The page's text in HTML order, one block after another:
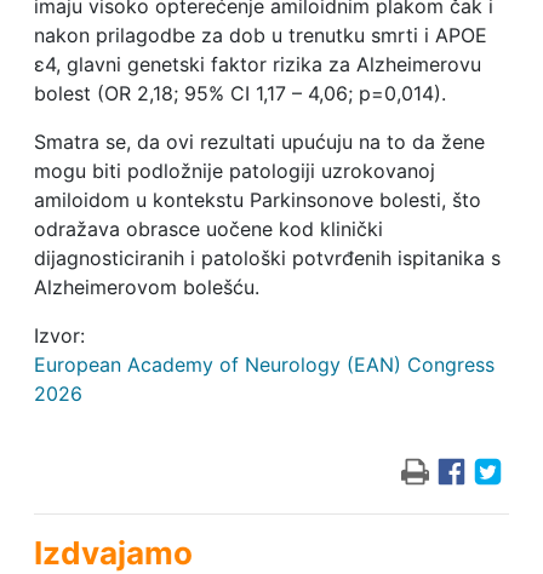
imaju visoko opterećenje amiloidnim plakom čak i
nakon prilagodbe za dob u trenutku smrti i APOE
ε4, glavni genetski faktor rizika za Alzheimerovu
bolest (OR 2,18; 95% CI 1,17 – 4,06; p=0,014).
Smatra se, da ovi rezultati upućuju na to da žene
mogu biti podložnije patologiji uzrokovanoj
amiloidom u kontekstu Parkinsonove bolesti, što
odražava obrasce uočene kod klinički
dijagnosticiranih i patološki potvrđenih ispitanika s
Alzheimerovom bolešću.
Izvor:
European Academy of Neurology (EAN) Congress
2026
Izdvajamo